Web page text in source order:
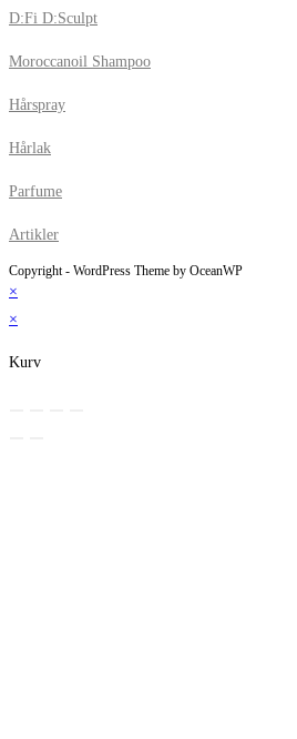
D:Fi D:Sculpt
Moroccanoil Shampoo
Hårspray
Hårlak
Parfume
Artikler
Copyright - WordPress Theme by OceanWP
×
×
Kurv